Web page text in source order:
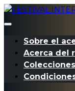
Sobre el
Acerca del
Colecciones